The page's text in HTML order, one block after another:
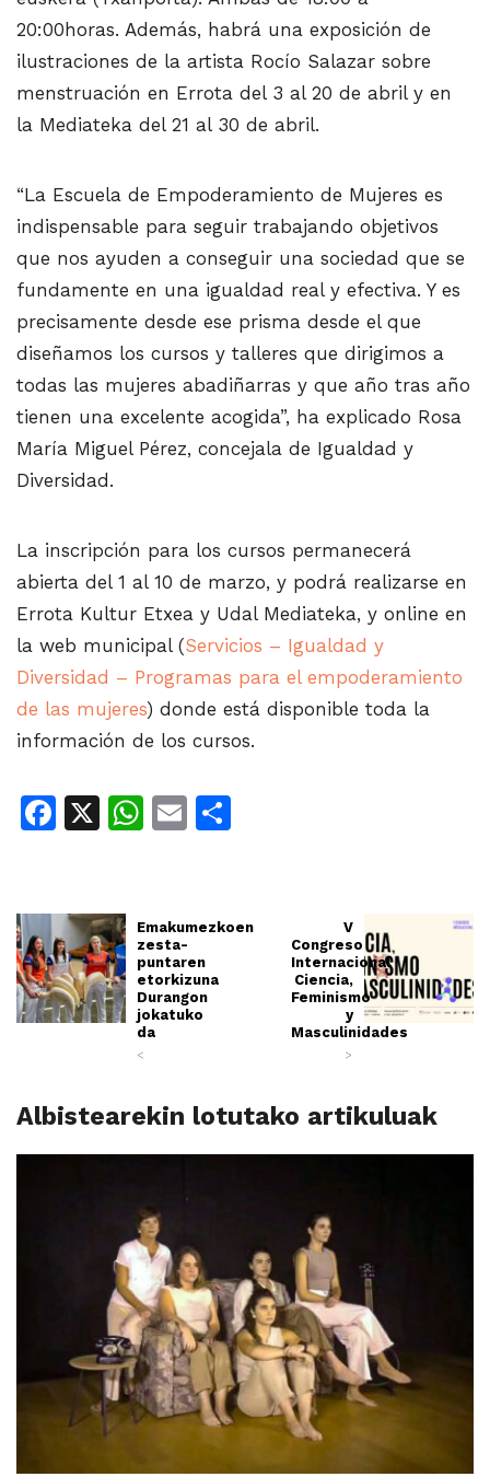
20:00horas. Además, habrá una exposición de
ilustraciones de la artista Rocío Salazar sobre
menstruación en Errota del 3 al 20 de abril y en
la Mediateka del 21 al 30 de abril.
“La Escuela de Empoderamiento de Mujeres es
indispensable para seguir trabajando objetivos
que nos ayuden a conseguir una sociedad que se
fundamente en una igualdad real y efectiva. Y es
precisamente desde ese prisma desde el que
diseñamos los cursos y talleres que dirigimos a
todas las mujeres abadiñarras y que año tras año
tienen una excelente acogida”, ha explicado Rosa
María Miguel Pérez, concejala de Igualdad y
Diversidad.
La inscripción para los cursos permanecerá
abierta del 1 al 10 de marzo, y podrá realizarse en
Errota Kultur Etxea y Udal Mediateka, y online en
la web municipal (Servicios – Igualdad y
Diversidad – Programas para el empoderamiento
de las mujeres) donde está disponible toda la
información de los cursos.
Facebook
X WhatsApp
Email
Emakumezkoen
zesta-
puntaren
etorkizuna
Durangon
jokatuko
da
<
V
Congreso
Internacional
Ciencia,
Feminismo
y
Masculinidades
>
Albistearekin lotutako artikuluak